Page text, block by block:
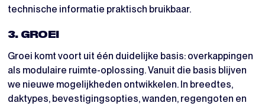
technische informatie praktisch bruikbaar.
3. GROEI
Groei komt voort uit één duidelijke basis: overkappingen
als modulaire ruimte-oplossing. Vanuit die basis blijven
we nieuwe mogelijkheden ontwikkelen. In breedtes,
daktypes, bevestigingsopties, wanden, regengoten en